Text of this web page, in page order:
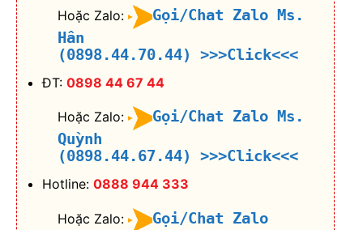
Hoặc Zalo:
Gọi/Chat Zalo Ms.
Hân
(0898.44.70.44)
>>>Click<<<
ĐT: 0898 44 67 44
Hoặc Zalo:
Gọi/Chat Zalo Ms.
Quỳnh
(0898.44.67.44)
>>>Click<<<
Hotline: 0888 944 333
Hoặc Zalo:
Gọi/Chat Zalo